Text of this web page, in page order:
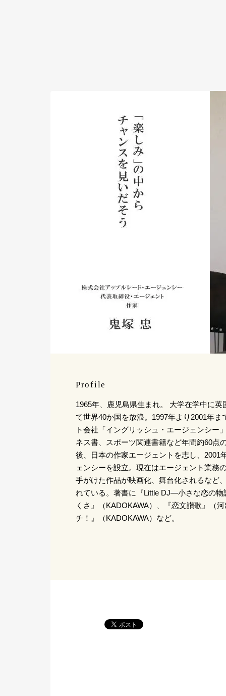
Profile
1965年、鹿児島県生まれ。 大学在学中に
て世界40か国を放浪。1997年より2001年
ト会社「イングリッシュ・エージェンシー
ネス書、スポーツ関連書籍など年間約60点
後、日本の作家エージェントを志し、2001
ェンシーを設立。現在はエージェント業務
手がけた作品が映画化、舞台化されるなど
れている。著書に『Little DJ―小さな恋の
くさ』（KADOKAWA）、『恋文讃歌』（
チ！』（KADOKAWA）など。